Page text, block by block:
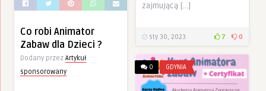
zajmującą […]
sty 30, 2023 7 0
Co robi Animator
Zabaw dla Dzieci ?
Dodany przez Artykuł
sponsorowany
0 GDYNIA